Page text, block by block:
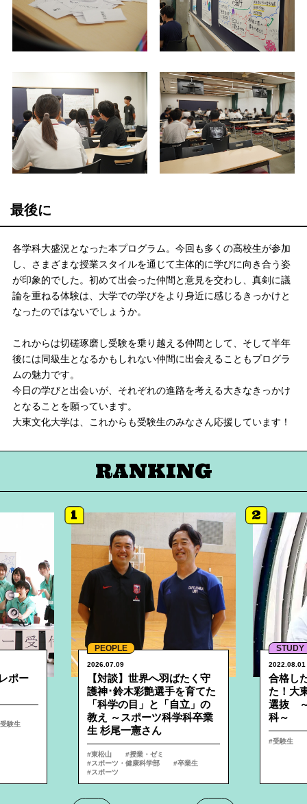
最後に
各学科大盛況となった本プログラム。今回も多くの高校生が参加
し、さまざまな授業スタイルを通じて主体的に学びに向き合う姿
が印象的でした。初めて出会った仲間と意見を交わし、真剣に議
論を重ねる体験は、大学での学びをより身近に感じるきっかけと
なったのではないでしょうか。
これからは切磋琢磨し受験を乗り越える仲間として、そして半年
後には同級生となるかもしれない仲間に出会えることもプログラ
ムの魅力です。
今日の学びと出会いが、それぞれの進路を考える大きなきっかけ
となることを願っています。
大東文化大学は、これからも受験生のみなさん応援しています！
RANKING
詳細へ
ポー
受験生
詳細へ
1
PEOPLE
2026.07.09
【対談】世界へ羽ばたく守
護神･鈴木彩艶選手を育てた
「科学の目」と「自立」の
教え ～スポーツ科学科卒業
生 杉尾一憲さん
東松山
授業・ゼミ
スポーツ・健康科学部
卒業生
スポーツ
2
STUDY
2022.08.01
合格し
た！大
選抜 ～
科～
受験生